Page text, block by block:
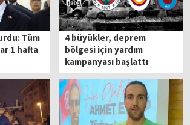
Tüm
1 hafta
4 büyükler, deprem
bölgesi için yardım
kampanyası başlattı